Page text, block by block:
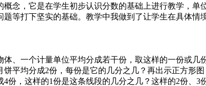
念，它是在学生初步认识分数的基础上进行教学，单
等打下坚实的基础。教学中我做到了让学生在具体
、一个计量单位平均分成若干份，取这样的一份或
平均分成2份，每份是它的几分之几？再出示正方形
份，这样的1份是这条线段的几分之几？这样的2份、